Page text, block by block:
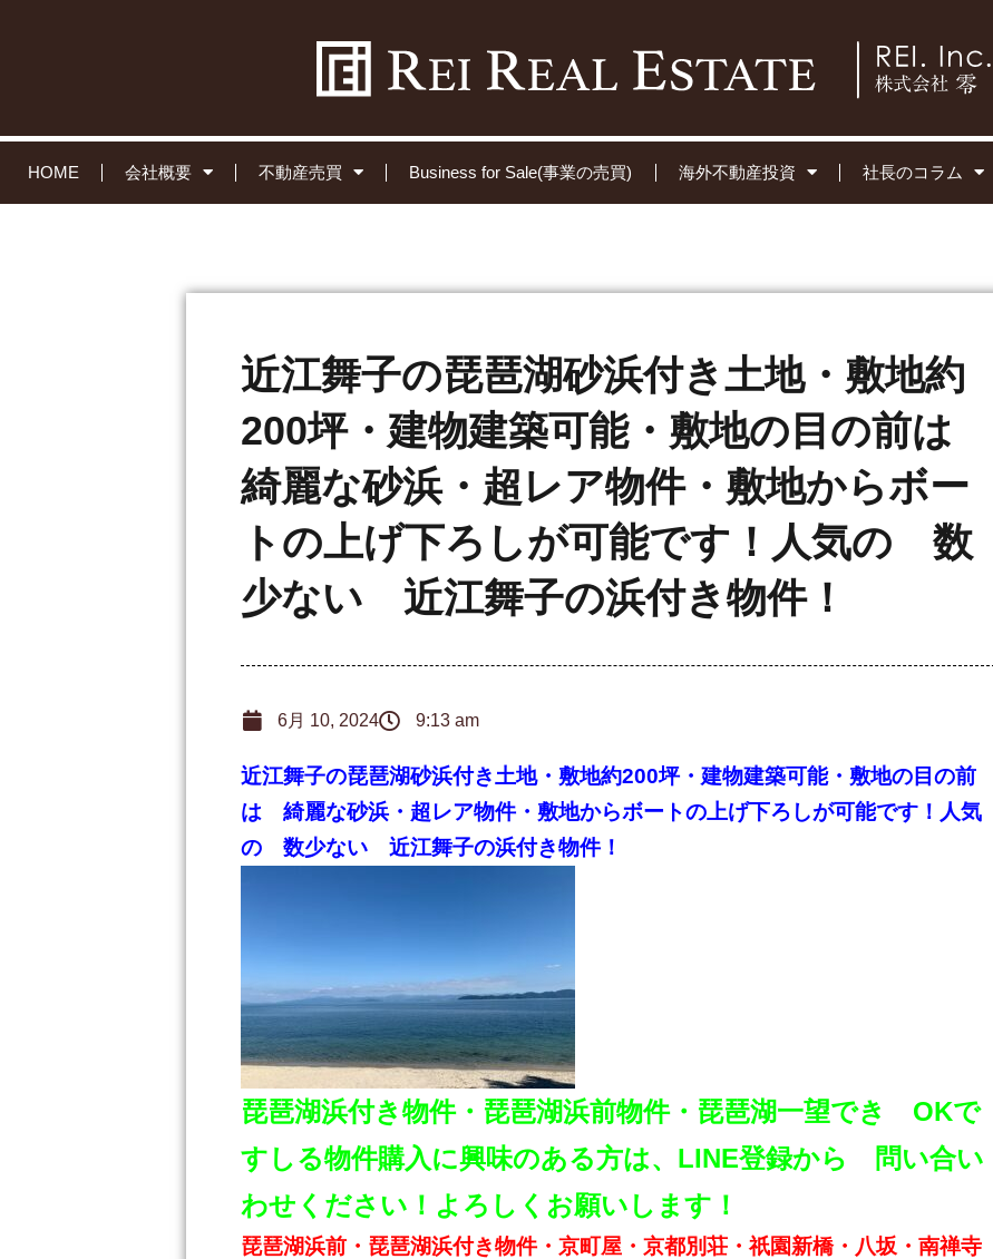
HOME 会社概要 不動産売買 Business for Sale(事業の売買) 海外不動産投資 社長のコラム
近江舞子の琵琶湖砂浜付き土地・敷地約
200坪・建物建築可能・敷地の目の前は
綺麗な砂浜・超レア物件・敷地からボー
トの上げ下ろしが可能です！人気の 数
少ない 近江舞子の浜付き物件！
6月 10, 2024 9:13 am
近江舞子の琵琶湖砂浜付き土地・敷地約200坪・建物建築可能・敷地の目の前
は 綺麗な砂浜・超レア物件・敷地からボートの上げ下ろしが可能です！人気
の 数少ない 近江舞子の浜付き物件！
琵琶湖浜付き物件・琵琶湖浜前物件・琵琶湖一望でき OKで
すしる物件購入に興味のある方は、LINE登録から 問い合い
わせください！よろしくお願いします！
琵琶湖浜前・琵琶湖浜付き物件・京町屋・京都別荘・祇園新橋・八坂・南禅寺